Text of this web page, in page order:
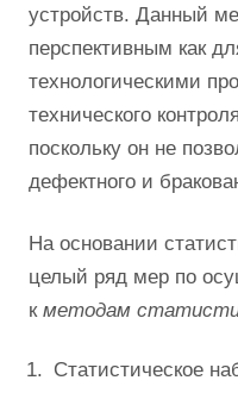
устройств. Данный
перспективным как
технологическими
технического
поскольку он не
дефектного и
На основании
целый ряд мер по
к методам
Статистическое